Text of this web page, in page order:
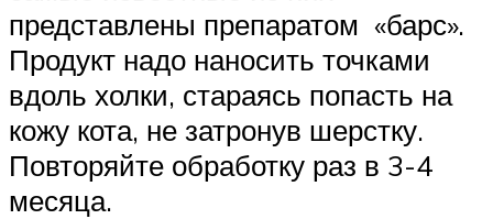
представлены препаратом «барс».
Продукт надо наносить точками
вдоль холки, стараясь попасть на
кожу кота, не затронув шерстку.
Повторяйте обработку раз в 3-4
месяца.